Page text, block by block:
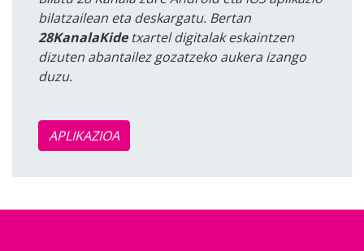
bilatzailean eta deskargatu. Bertan
28KanalaKidetxartel digitalak eskaintzen
dizuten abantailez gozatzeko aukera izango
duzu.
APLIKAZIOA